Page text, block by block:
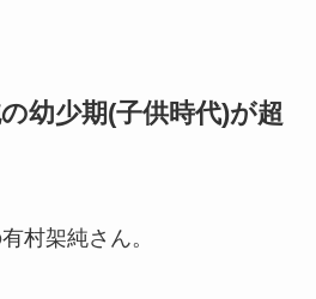
幼少期(子供時代)が超
村架純さん。